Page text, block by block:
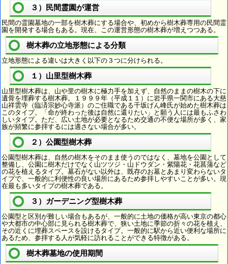
３）民間霊園が運営
民間の霊園墓地の一部を樹木葬にする場合や、初めから樹木葬専用の民間霊
園を開発する場合もある。現在、この運営形態の樹木葬が増えつつある。
樹木葬の立地形態による分類
立地形態による違いは大きく以下の３つに分けられる。
１）山里型樹木葬
山里型樹木葬は、山や里の樹木に極力手を加えず、自然のままの樹木の下に
遺骨を埋葬する樹木葬。１９９９年（平成１１）に岩手県一関市にある大慈
山祥雲寺（臨済宗妙心寺派）のご住職である千坂げん峰氏が始めた樹木葬は
このタイプ。「命が終わった後は自然に還りたい」と願う人には最もふさわ
しいタイプ。ただ、広い土地が必要となるため交通の不便な場所が多く、家
族が頻繁に参拝するには適さない場合が多い。
２）公園型樹木葬
公園型樹木葬は、自然の樹木をそのまま使うのではなく、墓地を公園として
整備し、公園に樹木だけでなく山ツツジ・山ドウダン・紫陽花・花菖蒲など
の花を植えるタイプ。墓石がない以外は、既存のお墓とあまり変わらないタ
イプで、一般的に利便性の良い場所にあるため参拝しやすいことが多い。現
在最も多いタイプの樹木葬である。
３）ガーデニング型樹木葬
公園型と区別が難しい場合もあるが、一般的に土地の価格が高い東京の都心
や大都市の中心部に見られる樹木葬で、狭い土地に季節の折々の花を植え、
その近くに埋葬スペースを設けるタイプ。一般的に駅から近い便利な場所に
あるため、参拝する人が気軽に訪れることができる特徴がある。
樹木葬墓地の使用期間